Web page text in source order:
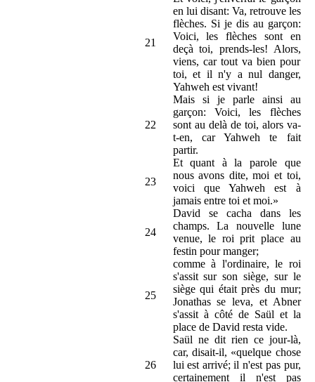
21
en lui disant: Va, retrouve les
flèches. Si je dis au garçon:
Voici, les flèches sont en
deçà toi, prends-les! Alors,
viens, car tout va bien pour
toi, et il n'y a nul danger,
Yahweh est vivant!
22
Mais si je parle ainsi au
garçon: Voici, les flèches
sont au delà de toi, alors va-
t-en, car Yahweh te fait
partir.
23
Et quant à la parole que
nous avons dite, moi et toi,
voici que Yahweh est à
jamais entre toi et moi.»
24
David se cacha dans les
champs. La nouvelle lune
venue, le roi prit place au
festin pour manger;
25
comme à l'ordinaire, le roi
s'assit sur son siège, sur le
siège qui était près du mur;
Jonathas se leva, et Abner
s'assit à côté de Saül et la
place de David resta vide.
26
Saül ne dit rien ce jour-là,
car, disait-il, «quelque chose
lui est arrivé; il n'est pas pur,
certainement il n'est pas